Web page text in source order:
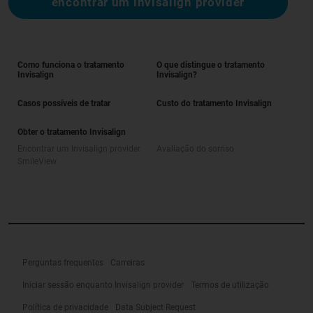
Como funciona o tratamento
Invisalign
O que distingue o tratamento
Invisalign?
Casos possíveis de tratar Custo do tratamento Invisalign
Obter o tratamento Invisalign
Perguntas frequentes Carreiras
Iniciar sessão enquanto Invisalign provider Termos de utilização
Política de privacidade Data Subject Request